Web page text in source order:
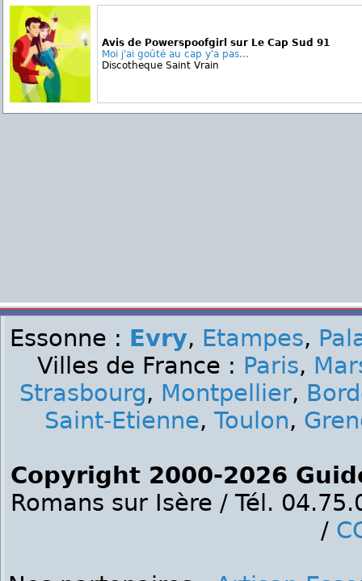
Avis de Powerspoofgirl sur Le Cap Sud 91
Moi j'ai goûté au cap y'a pas...
Discotheque Saint Vrain
Essonne : Evry, Etampes,
Villes de France : Paris,
Strasbourg, Montpellier,
Saint-Etienne, Toulon,
Copyright 2000-2026
Romans sur Isère / Tél.
/